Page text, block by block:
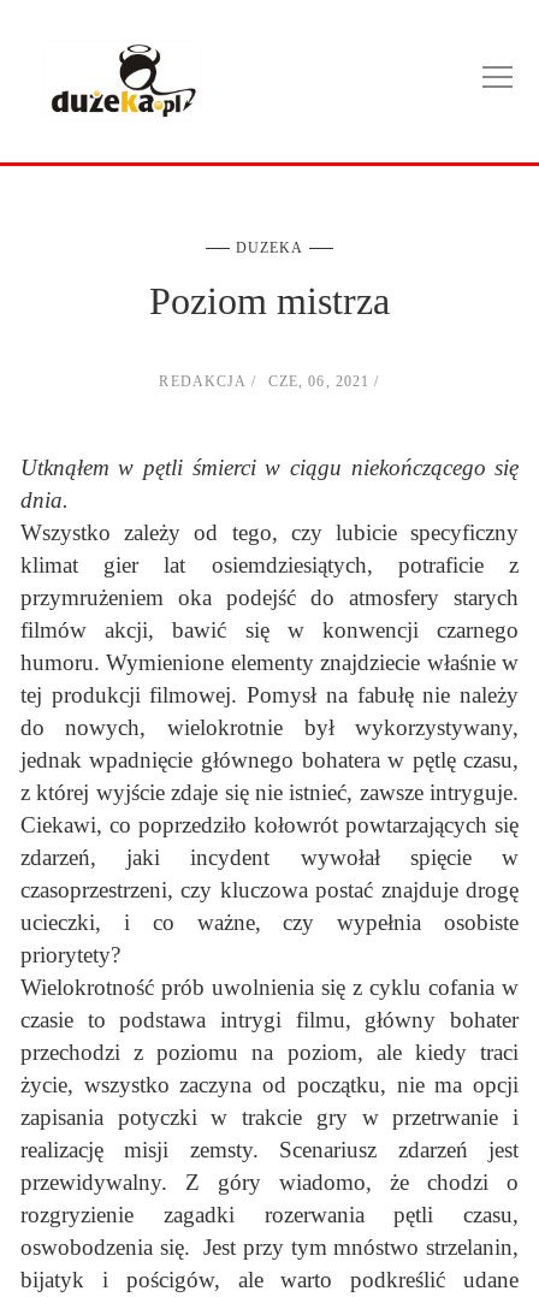
DUZEKA
Poziom mistrza
REDAKCJA CZE, 06, 2021
Utknąłem w pętli śmierci w ciągu niekończącego się
dnia.
Wszystko zależy od tego, czy lubicie specyficzny
klimat gier lat osiemdziesiątych, potraficie z
przymrużeniem oka podejść do atmosfery starych
filmów akcji, bawić się w konwencji czarnego
humoru. Wymienione elementy znajdziecie właśnie w
tej produkcji filmowej. Pomysł na fabułę nie należy
do nowych, wielokrotnie był wykorzystywany,
jednak wpadnięcie głównego bohatera w pętlę czasu,
z której wyjście zdaje się nie istnieć, zawsze intryguje.
Ciekawi, co poprzedziło kołowrót powtarzających się
zdarzeń, jaki incydent wywołał spięcie w
czasoprzestrzeni, czy kluczowa postać znajduje drogę
ucieczki, i co ważne, czy wypełnia osobiste
priorytety?
Wielokrotność prób uwolnienia się z cyklu cofania w
czasie to podstawa intrygi filmu, główny bohater
przechodzi z poziomu na poziom, ale kiedy traci
życie, wszystko zaczyna od początku, nie ma opcji
zapisania potyczki w trakcie gry w przetrwanie i
realizację misji zemsty. Scenariusz zdarzeń jest
przewidywalny. Z góry wiadomo, że chodzi o
rozgryzienie zagadki rozerwania pętli czasu,
oswobodzenia się. Jest przy tym mnóstwo strzelanin,
bijatyk i pościgów, ale warto podkreślić udane